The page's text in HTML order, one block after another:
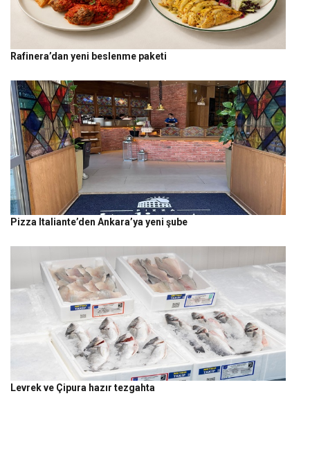
Rafinera’dan yeni beslenme paketi
Pizza Italiante’den Ankara’ya yeni şube
Levrek ve Çipura hazır tezgahta